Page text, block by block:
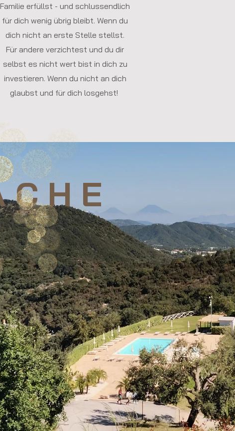
Familie erfüllst - und schlussendlich
für dich wenig übrig bleibt. Wenn du
dich nicht an erste Stelle stellst.
Für andere verzichtest und du dir
selbst es nicht wert bist in dich zu
investieren. Wenn du nicht an dich
glaubst und für dich losgehst!
C H E